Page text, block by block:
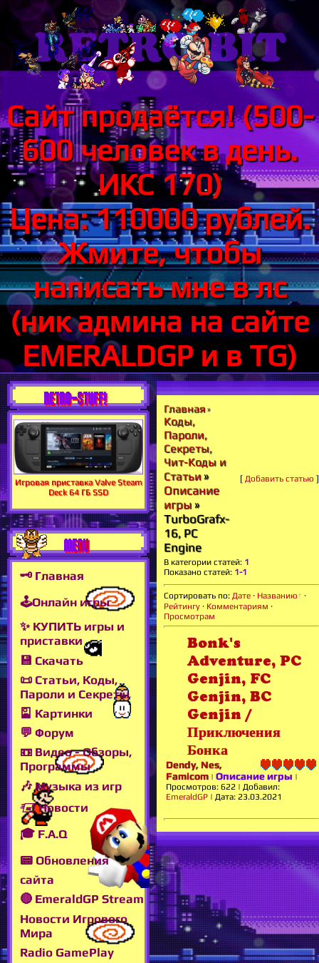
Сайт продаётся! (500-
600 человек в день.
ИКС 170)
Цена: 110000 рублей.
Жмите, чтобы
написать мне в лс
(ник админа на сайте
EMERALDGP и в TG)
RETRO-STUFF!
Игровая приставка Valve Steam
Deck 64 ГБ SSD
MENU
🗝 Главная
🕹Онлайн игры
✨ КУПИТЬ игры и
приставки
💾 Скачать
📜 Статьи, Коды,
Пароли и Секреты
🎴 Картинки
💬 Форум
📼 Видео - Обзоры,
Программы
🎶 Музыка из игр
🖅 Новости
🎓 F.A.Q
📟 Обновления
сайта
🔴 EmeraldGP Stream
Новости Игрового
Мира
Radio GamePlay
Главная»
Коды,
Пароли,
Секреты,
Чит-Коды и
Статьи»
Описание
игры »
TurboGrafx-
16, PC
Engine
[ Добавить статью ]
В категории статей: 1
Показано статей: 1-1
Сортировать по: Дате · Названию
·
Рейтингу · Комментариям ·
Просмотрам
Bonk's
Adventure, PC
Genjin, FC
Genjin, BC
Genjin /
Приключения
Бонка
Dendy, Nes,
Famicom | Описание игры |
Просмотров: 622 | Добавил:
EmeraldGP | Дата: 23.03.2021